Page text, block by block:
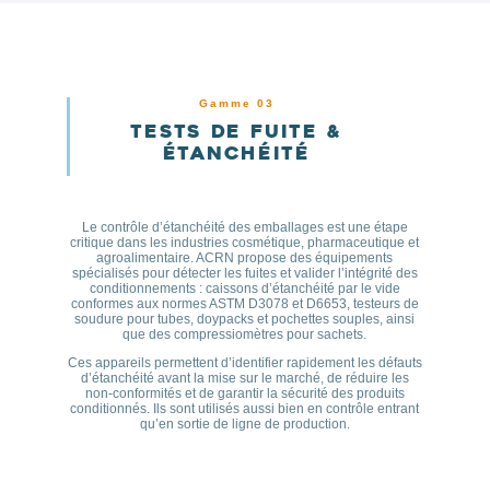
Gamme 03
Tests de fuite &
étanchéité
Le contrôle d’étanchéité des emballages est une étape
critique dans les industries cosmétique, pharmaceutique et
agroalimentaire. ACRN propose des équipements
spécialisés pour détecter les fuites et valider l’intégrité des
conditionnements : caissons d’étanchéité par le vide
conformes aux normes ASTM D3078 et D6653, testeurs de
soudure pour tubes, doypacks et pochettes souples, ainsi
que des compressiomètres pour sachets.
Ces appareils permettent d’identifier rapidement les défauts
d’étanchéité avant la mise sur le marché, de réduire les
non-conformités et de garantir la sécurité des produits
conditionnés. Ils sont utilisés aussi bien en contrôle entrant
qu’en sortie de ligne de production.